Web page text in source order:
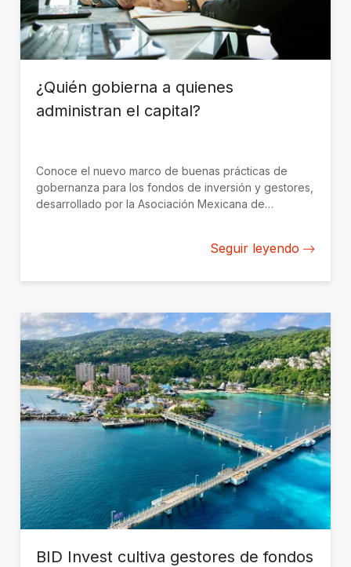
¿Quién gobierna a quienes
administran el capital?
Conoce el nuevo marco de buenas prácticas de
gobernanza para los fondos de inversión y gestores,
desarrollado por la Asociación Mexicana de
Seguir leyendo
BID Invest cultiva gestores de fondos